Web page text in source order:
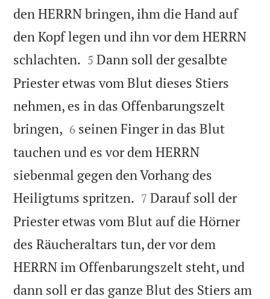
den HERRN bringen, ihm die Hand auf
den Kopf legen und ihn vor dem HERRN
schlachten. 

5 Dann soll der gesalbte
Priester etwas vom Blut dieses Stiers
nehmen, es in das Offenbarungszelt
bringen, 

6 seinen Finger in das Blut
tauchen und es vor dem HERRN
siebenmal gegen den Vorhang des
Heiligtums spritzen. 

7 Darauf soll der
Priester etwas vom Blut auf die Hörner
des Räucheraltars tun, der vor dem
HERRN im Offenbarungszelt steht, und
dann soll er das ganze Blut des Stiers am